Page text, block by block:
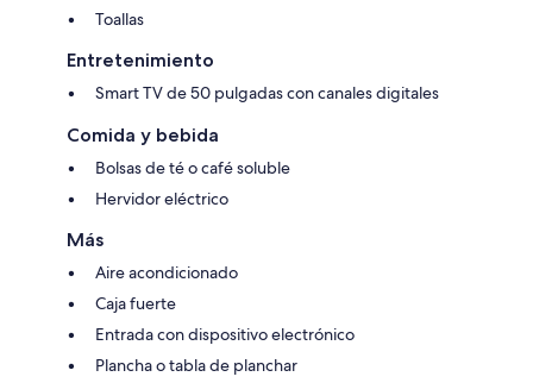
Toallas
Entretenimiento
Smart TV de 50 pulgadas con canales digitales
Comida y bebida
Bolsas de té o café soluble
Hervidor eléctrico
Más
Aire acondicionado
Caja fuerte
Entrada con dispositivo electrónico
Plancha o tabla de planchar